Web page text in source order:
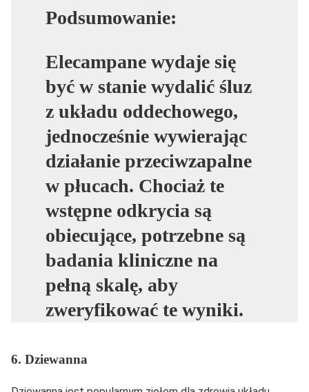
Podsumowanie:
Elecampane wydaje się
być w stanie wydalić śluz
z układu oddechowego,
jednocześnie wywierając
działanie przeciwzapalne
w płucach. Chociaż te
wstępne odkrycia są
obiecujące, potrzebne są
badania kliniczne na
pełną skalę, aby
zweryfikować te wyniki.
6. Dziewanna